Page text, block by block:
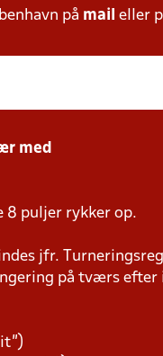
på mail eller
med
8 puljer rykker op.
jfr.
på tværs